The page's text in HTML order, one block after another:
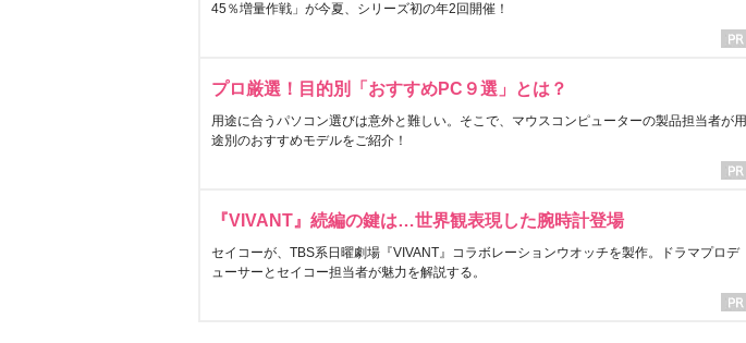
45％増量作戦」が今夏、シリーズ初の年2回開催！
プロ厳選！目的別「おすすめPC９選」とは？
用途に合うパソコン選びは意外と難しい。そこで、マウスコンピューターの製品担当者が用
途別のおすすめモデルをご紹介！
『VIVANT』続編の鍵は…世界観表現した腕時計登場
セイコーが、TBS系日曜劇場『VIVANT』コラボレーションウオッチを製作。ドラマプロデ
ューサーとセイコー担当者が魅力を解説する。